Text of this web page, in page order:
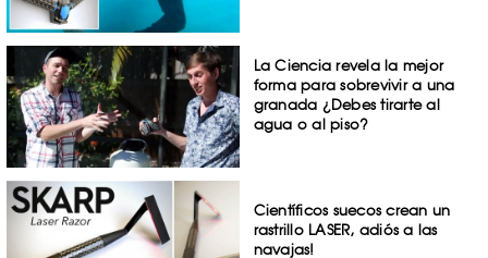
La Ciencia revela la mejor
forma para sobrevivir a una
granada ¿Debes tirarte al
agua o al piso?
Científicos suecos crean un
rastrillo LASER, adiós a las
navajas!